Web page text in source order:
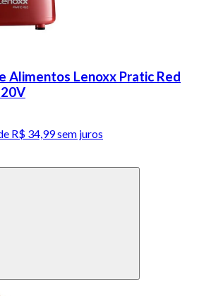
Alimentos Lenoxx Pratic Red
R$ 34,99 sem juros